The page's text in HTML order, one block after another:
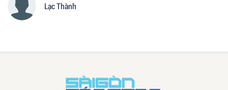
Lạc Thành